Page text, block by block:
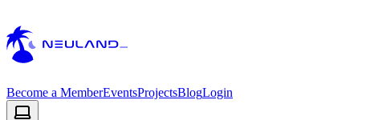
Become a MemberEventsProjectsBlogLogin